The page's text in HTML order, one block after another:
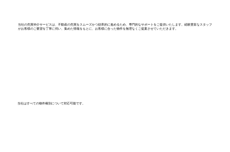
当社の売買仲介サービスは、不動産の売買をスムーズかつ効率的に進めるため、専門的なサポートをご提供いたします。経験豊富なスタッフ
がお客様のご要望を丁寧に伺い、集めた情報をもとに、お客様に合った物件を無理なくご提案させていただきます。
当社はすべての物件種別について対応可能です。